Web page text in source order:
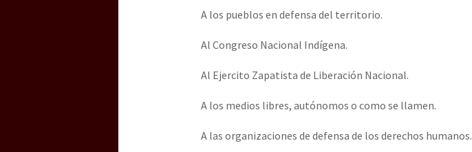
A los pueblos en defensa del territorio.
Al Congreso Nacional Indígena.
Al Ejercito Zapatista de Liberación Nacional.
A los medios libres, autónomos o como se llamen.
A las organizaciones de defensa de los derechos humanos.